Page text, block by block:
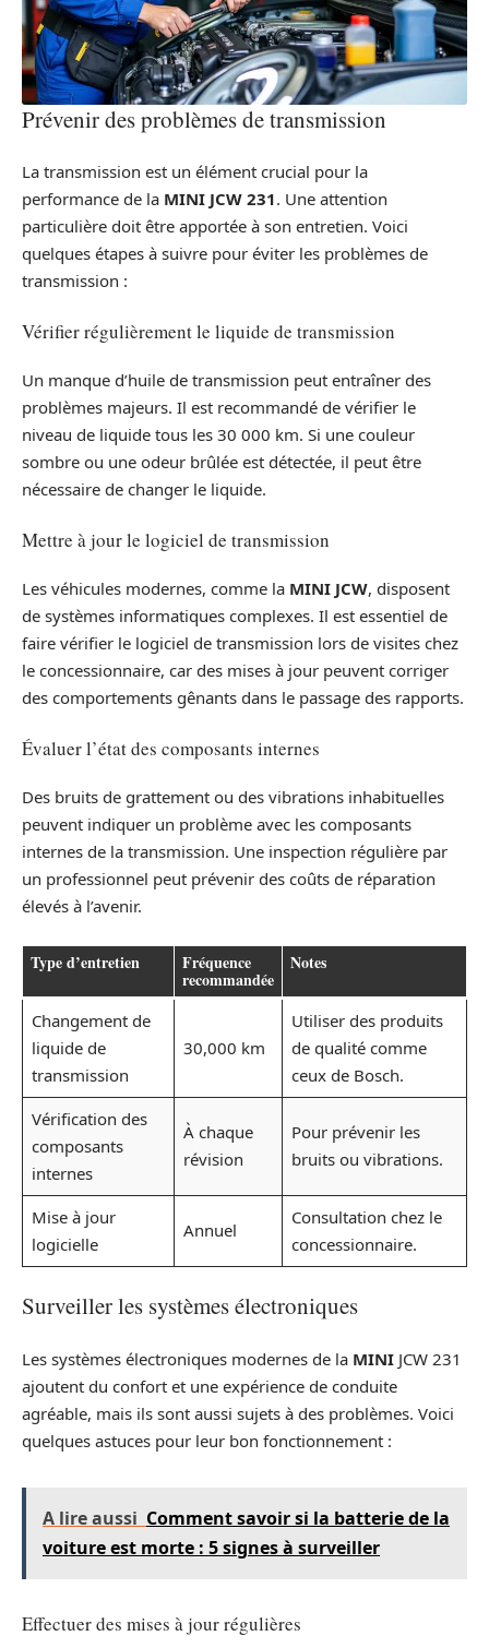
Prévenir des problèmes de transmission
La transmission est un élément crucial pour la
performance de la MINI JCW 231. Une attention
particulière doit être apportée à son entretien. Voici
quelques étapes à suivre pour éviter les problèmes de
transmission :
Vérifier régulièrement le liquide de transmission
Un manque d’huile de transmission peut entraîner des
problèmes majeurs. Il est recommandé de vérifier le
niveau de liquide tous les 30 000 km. Si une couleur
sombre ou une odeur brûlée est détectée, il peut être
nécessaire de changer le liquide.
Mettre à jour le logiciel de transmission
Les véhicules modernes, comme la MINI JCW, disposent
de systèmes informatiques complexes. Il est essentiel de
faire vérifier le logiciel de transmission lors de visites chez
le concessionnaire, car des mises à jour peuvent corriger
des comportements gênants dans le passage des rapports.
Évaluer l’état des composants internes
Des bruits de grattement ou des vibrations inhabituelles
peuvent indiquer un problème avec les composants
internes de la transmission. Une inspection régulière par
un professionnel peut prévenir des coûts de réparation
élevés à l’avenir.
Type d’entretien Fréquence
recommandée
Notes
Changement de
liquide de
transmission
30,000 km
Utiliser des produits
de qualité comme
ceux de Bosch.
Vérification des
composants
internes
À chaque
révision
Pour prévenir les
bruits ou vibrations.
Mise à jour
logicielle
Annuel
Consultation chez le
concessionnaire.
Surveiller les systèmes électroniques
Les systèmes électroniques modernes de la MINI JCW 231
ajoutent du confort et une expérience de conduite
agréable, mais ils sont aussi sujets à des problèmes. Voici
quelques astuces pour leur bon fonctionnement :
A lire aussi Comment savoir si la batterie de la
voiture est morte : 5 signes à surveiller
Effectuer des mises à jour régulières